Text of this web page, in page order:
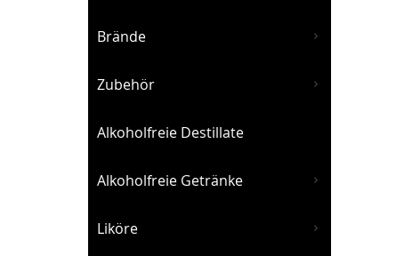
Brände
Zubehör
Alkoholfreie Destillate
Alkoholfreie Getränke
Liköre